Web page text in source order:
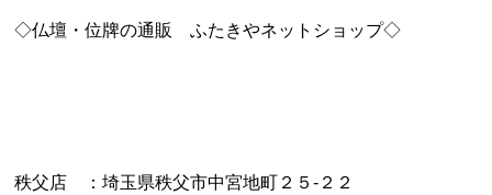
◇仏壇・位牌の通販ふたきやネットショップ◇
秩父店 ：埼玉県秩父市中宮地町２５‐２２